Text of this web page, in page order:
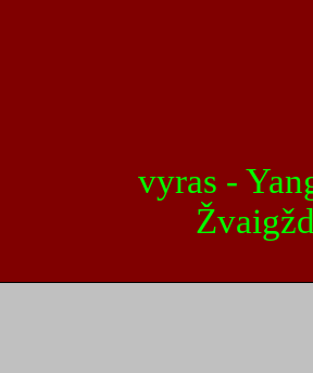
vyras -